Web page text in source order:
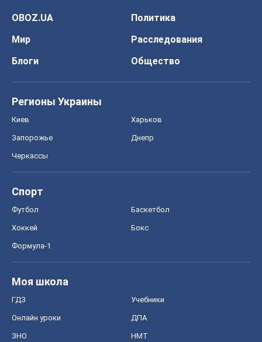
OBOZ.UA
Политика
Мир
Расследования
Блоги
Общество
Регионы Украины
Киев Харьков
Запорожье Днепр
Черкассы
Спорт
Футбол Баскетбол
Хоккей Бокс
Формула-1
Моя школа
ГДЗ Учебники
Онлайн уроки ДПА
ЗНО НМТ